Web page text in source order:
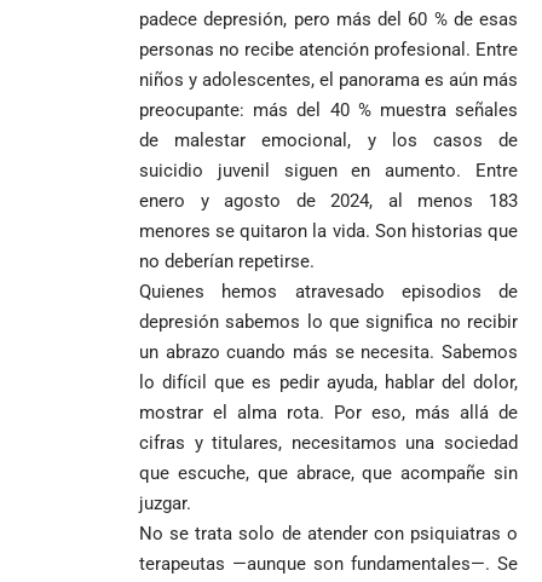
padece depresión, pero más del 60 % de esas
personas no recibe atención profesional. Entre
niños y adolescentes, el panorama es aún más
preocupante: más del 40 % muestra señales
de malestar emocional, y los casos de
suicidio juvenil siguen en aumento. Entre
enero y agosto de 2024, al menos 183
menores se quitaron la vida. Son historias que
no deberían repetirse.
Quienes hemos atravesado episodios de
depresión sabemos lo que significa no recibir
un abrazo cuando más se necesita. Sabemos
lo difícil que es pedir ayuda, hablar del dolor,
mostrar el alma rota. Por eso, más allá de
cifras y titulares, necesitamos una sociedad
que escuche, que abrace, que acompañe sin
juzgar.
No se trata solo de atender con psiquiatras o
terapeutas —aunque son fundamentales—. Se
de Medellín
«Gury»
Rodríguez y
Damián Pérez
Federico
envía
documentos
al FBI, DEA y
Congreso
total’ por
presuntos
criminales
1
Falleció el padre
Humberto de
Jesús Hincapié
Álzate, reconocido
Diócesis de
Girardota, Párroco
de Yolombo
Espriella es
elegido
presidente de
Colombia tras
una histórica y
reñida
vuelta
Uribe
arremete
contra Petro y
responsabiliza
por la crisis de
Colombia
Países Bajos
en un vibrante
duelo
mundialista
Alemania no
tuvo piedad:
goleó 7-1 a un
valiente
Curazao en su
debut
mundialista
LA POLICRISIS
COMO HERENCIA
una Colombia
reconciliada
Diócesis de
Sonsón-Rionegro
rechaza fotos
tomadas en
templo de Guarne y
ordena acto de
desagravio